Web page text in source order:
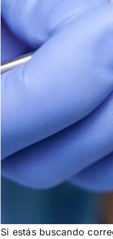
Si estás buscando